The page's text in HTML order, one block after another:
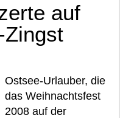
auf
Ostsee-Urlauber, die
das Weihnachtsfest
2008 auf der